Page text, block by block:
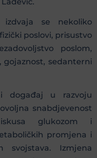
izdvaja se nekoliko
poslovi, prisustvo
poslom,
gojaznost, sedanterni
događaj u razvoju
snabdjevenost
glukozom i
promjena i
svojstava. Izmjena